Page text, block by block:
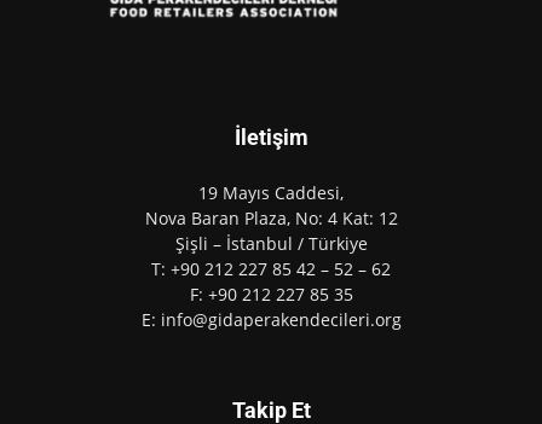
İletişim
19 Mayıs Caddesi,
Nova Baran Plaza, No: 4 Kat: 12
Şişli – İstanbul / Türkiye
T: +90 212 227 85 42 – 52 – 62
F: +90 212 227 85 35
E: info@gidaperakendecileri.org
Takip Et